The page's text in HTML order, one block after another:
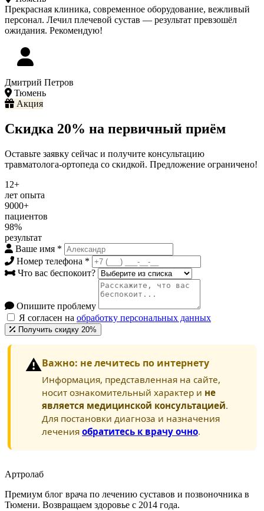
Прекрасная клиника, современное оборудование, вежливый
персонал. Лечил плечевой сустав — результат превзошёл
ожидания. Рекомендую!
Дмитрий Петров
Тюмень
Акция
Скидка 20% на первичный приём
Оставьте заявку сейчас и получите консультацию
травматолога-ортопеда со скидкой. Предложение ограничено!
12+
лет опыта
9000+
пациентов
98%
результат
Ваше имя *
Номер телефона *
Что вас беспокоит?
Опишите проблему
Я согласен на обработку персональных данных
Получить скидку 20%
⚠️Важно: не лечитесь по интернету
Информация, представленная на сайте,
носит ознакомительный характер и не
является медицинской консультацией.
Для постановки диагноза и назначения
лечения обратитесь к врачу очно.
Артролаб
Премиум блог врача по лечению суставов и позвоночника в
Тюмени. Возвращаем здоровье с 2014 года.